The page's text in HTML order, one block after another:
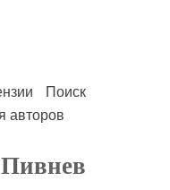
Поиск
авторов